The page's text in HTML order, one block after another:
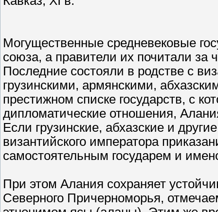
Могущественные средневековые
союза, а правители их почитали за
Последние состояли в родстве с
грузинскими, армянскими,
престижном списке государств, с
дипломатические отношения,
Если грузинские, абхазские и
византийского императора
самостоятельным государем и
При этом Алания сохраняет
Северного Причерноморья,